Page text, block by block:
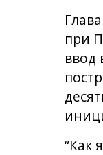
при
ввод
“Как